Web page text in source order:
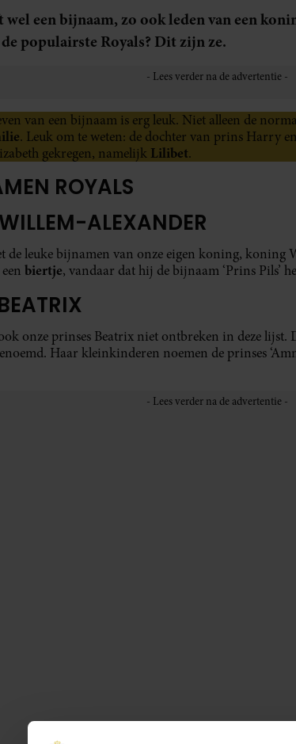
wel een bijnaam, zo ook leden van een
populairste Royals? Dit zijn ze.
van een bijnaam is erg leuk. Niet alleen de
. Leuk om te weten: de dochter van prins Harry
gekregen, namelijk Lilibet.
ROYALS
ALEXANDER
de leuke bijnamen van onze eigen koning,
biertje, vandaar dat hij de bijnaam ‘Prins Pils’
onze prinses Beatrix niet ontbreken in deze lijst.
Haar kleinkinderen noemen de prinses
heeft een bijnaam. Hij kreeg van zijn moeder,
grote liefde